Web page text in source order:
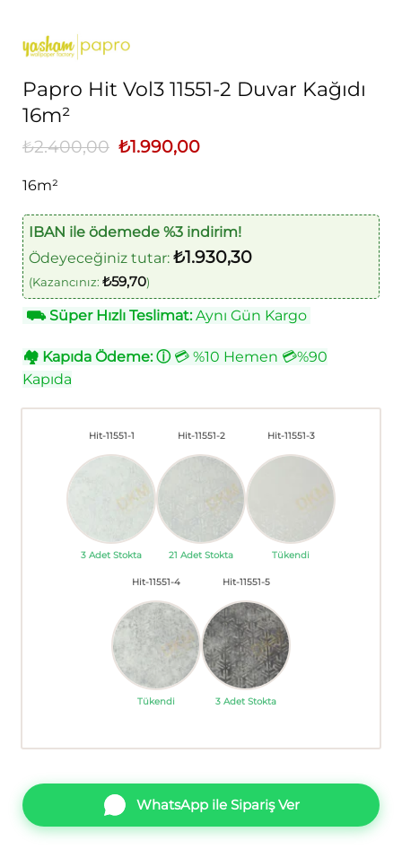
Papro Hit Vol3 11551-2 Duvar Kağıdı
16m²
₺2.400,00 Orijinal
fiyat:
₺1.990,00Şu
16m²
IBAN ile ödemede %3 indirim!
Ödeyeceğiniz tutar: ₺1.930,30
(Kazancınız: ₺59,70)
⛟Süper Hızlı Teslimat:Aynı Gün Kargo
🏘 Kapıda Ödeme: ⓘ💳 %10 Hemen 💳%90
Kapıda
Hit-11551-1
3 Adet Stokta
Hit-11551-2
21 Adet Stokta
Hit-11551-3
Tükendi
Hit-11551-4
Tükendi
Hit-11551-5
3 Adet Stokta
WhatsApp ile Sipariş Ver